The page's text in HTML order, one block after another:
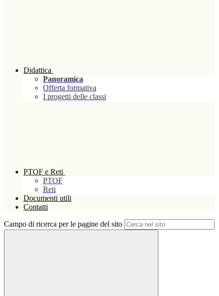
Didattica
Panoramica
Offerta formativa
I progetti delle classi
PTOF e Reti
PTOF
Reti
Documenti utili
Contatti
Campo di ricerca per le pagine del sito